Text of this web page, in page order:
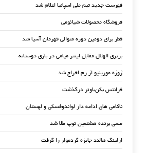
فهرست جدید تیم ملی اسپانیا اعلام شد
فروشگاه محصولات شیائومی
قطر برای دومین دوره متوالی قهرمان آسیا شد
برتری الهلال مقابل اینتر میامی در بازی دوستانه
ژوزه مورینیو از رم اخراج شد
فرانتس بکن‌باوئر درگذشت
ناکامی های ادامه دار لواندوفسکی و لهستان
مسی برنده هشتمین توپ طلا شد
ارلینگ هالند جایزه گردمولر را گرفت